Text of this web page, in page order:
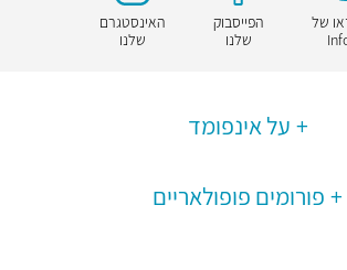
של
הפייסבוק
שלנו
האינסטגרם
שלנו
על אינפומד
פורומים פופולאריים